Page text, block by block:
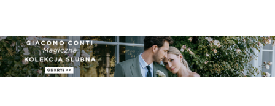
ZGŁOSZENIA